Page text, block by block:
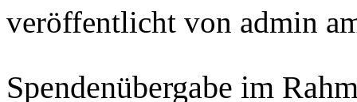
veröffentlicht von admin
Spendenübergabe im